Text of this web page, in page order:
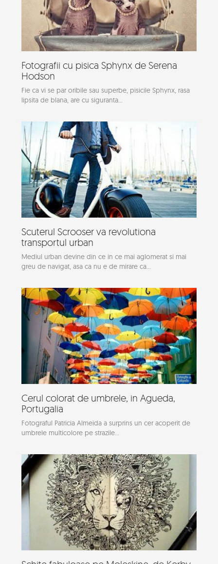
Fotografii cu pisica Sphynx de Serena
Hodson
Fie ca vi se par oribile sau superbe, pisicile Sphynx, rasa
lipsita de blana, are cu siguranta...
Scuterul Scrooser va revolutiona
transportul urban
Mediul urban devine din ce in ce mai aglomerat si mai
greu de navigat, asa ca nu e de mirare ca...
Cerul colorat de umbrele, in Agueda,
Portugalia
Fotograful Patricia Almeida a surprins un cer acoperit de
umbrele multicolore pe strazile...